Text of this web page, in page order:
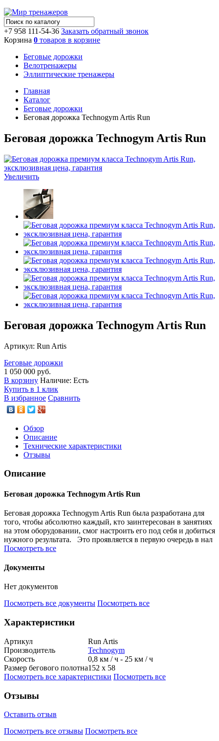
+7 958 111-54-36 Заказать обратный звонок
Корзина 0 товаров в корзине
Беговые дорожки
Велотренажеры
Эллиптические тренажеры
Главная
Каталог
Беговые дорожки
Беговая дорожка Technogym Artis Run
Беговая дорожка Technogym Artis Run
Увеличить
Беговая дорожка Technogym Artis Run
Артикул: Run Artis
Беговые дорожки
1 050 000 руб.
В корзину Наличие: Есть
Купить в 1 клик
В избранное Сравнить
Обзор
Описание
Технические характеристики
Отзывы
Описание
Беговая дорожка Technogym Artis Run
Беговая дорожка Technogym Artis Run была разработана для
того, чтобы абсолютно каждый, кто заинтересован в занятиях
на этом оборудовании, смог настроить его под себя и добиться
нужного результата. Это проявляется в первую очередь в нал
Посмотреть все
Документы
Нет документов
Посмотреть все документы Посмотреть все
Характеристики
Артикул
Run Artis
Производитель
Technogym
Скорость
0,8 км / ч - 25 км / ч
Размер бегового полотна152 х 58
Посмотреть все характеристики Посмотреть все
Отзывы
Оставить отзыв
Посмотреть все отзывы Посмотреть все